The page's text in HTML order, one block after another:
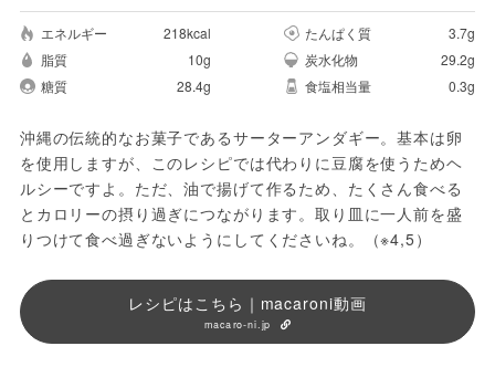
エネルギー 218kcal たんぱく質
3.7g
脂質
10g 炭水化物
29.2g
糖質
28.4g 食塩相当量 0.3g
沖縄の伝統的なお菓子であるサーターアンダギー。基本は卵
を使用しますが、このレシピでは代わりに豆腐を使うためヘ
ルシーですよ。ただ、油で揚げて作るため、たくさん食べる
とカロリーの摂り過ぎにつながります。取り皿に一人前を盛
りつけて食べ過ぎないようにしてくださいね。（※4,5）
レシピはこちら｜macaroni動画
macaro-ni.jp